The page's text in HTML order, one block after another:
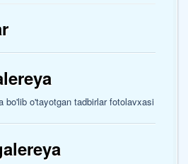
bo'lib o'tayotgan tadbirlar fotolavxasi